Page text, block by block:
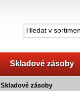
Skladové zásoby
Skladové zásoby